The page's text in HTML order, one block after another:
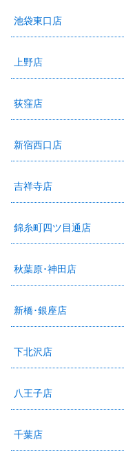
池袋東口店
上野店
荻窪店
新宿西口店
吉祥寺店
錦糸町四ツ目通店
秋葉原･神田店
新橋･銀座店
下北沢店
八王子店
千葉店